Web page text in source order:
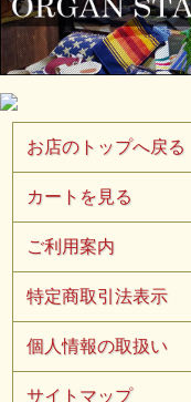
MMJB0101 Col.ONE
厚みのあるトップボタン
る。上着や椅子を傷つけ
を滑らかに。
特濃-TOKUNO BLUEが
お店のトップへ戻る
カートを見る
ご利用案内
特定商取引法表示
個人情報の取扱い
サイトマップ